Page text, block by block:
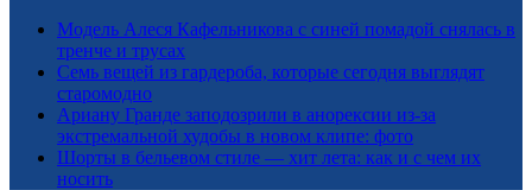
Модель Алеся Кафельникова с синей помадой снялась в
тренче и трусах
Семь вещей из гардероба, которые сегодня выглядят
старомодно
Ариану Гранде заподозрили в анорексии из-за
экстремальной худобы в новом клипе: фото
Шорты в бельевом стиле — хит лета: как и с чем их
носить